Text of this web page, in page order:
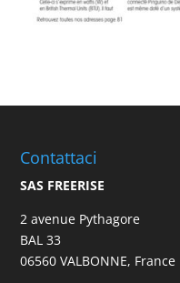
Contattaci
SAS FREERISE
2 avenue Pythagore
BAL 33
06560 VALBONNE, France